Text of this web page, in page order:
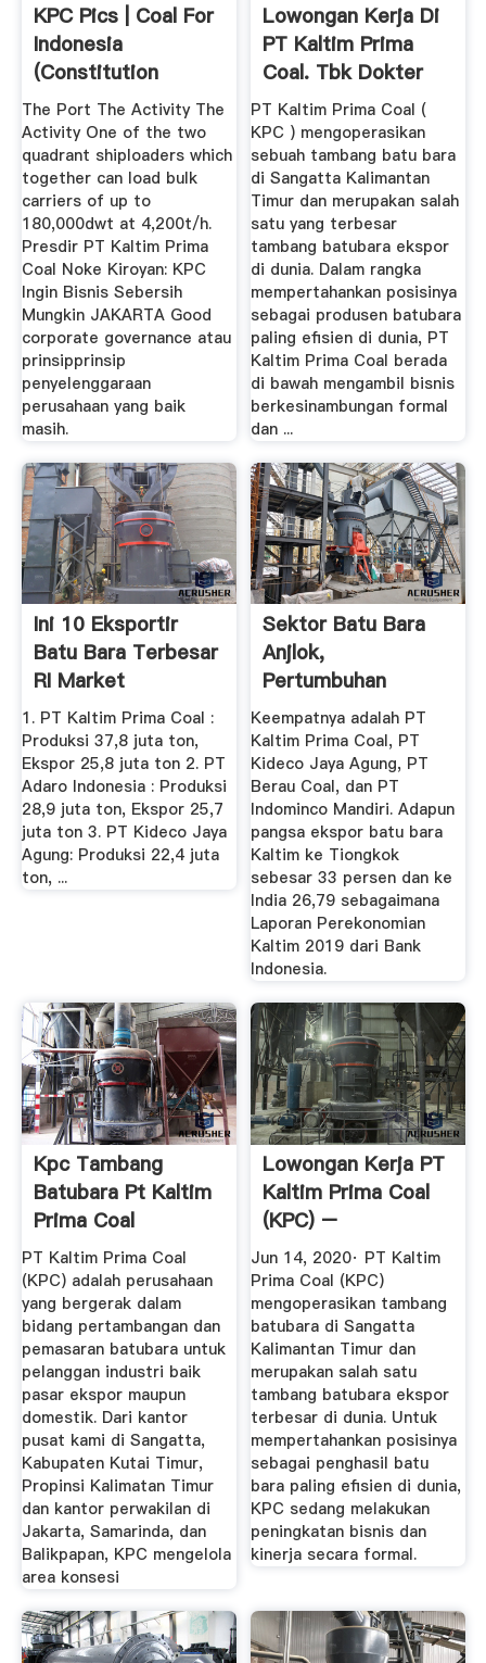
KPC Pics | Coal For
Indonesia
(Constitution
1945:33)
The Port The Activity The
Activity One of the two
quadrant shiploaders which
together can load bulk
carriers of up to
180,000dwt at 4,200t/h.
Presdir PT Kaltim Prima
Coal Noke Kiroyan: KPC
Ingin Bisnis Sebersih
Mungkin JAKARTA Good
corporate governance atau
prinsipprinsip
penyelenggaraan
perusahaan yang baik
masih.
Lowongan Kerja Di
PT Kaltim Prima
Coal. Tbk Dokter
Hamil
PT Kaltim Prima Coal (
KPC ) mengoperasikan
sebuah tambang batu bara
di Sangatta Kalimantan
Timur dan merupakan salah
satu yang terbesar
tambang batubara ekspor
di dunia. Dalam rangka
mempertahankan posisinya
sebagai produsen batubara
paling efisien di dunia, PT
Kaltim Prima Coal berada
di bawah mengambil bisnis
berkesinambungan formal
dan ...
Ini 10 Eksportir
Batu Bara Terbesar
RI Market
1. PT Kaltim Prima Coal :
Produksi 37,8 juta ton,
Ekspor 25,8 juta ton 2. PT
Adaro Indonesia : Produksi
28,9 juta ton, Ekspor 25,7
juta ton 3. PT Kideco Jaya
Agung: Produksi 22,4 juta
ton, ...
Sektor Batu Bara
Anjlok,
Pertumbuhan
Ekonomi Kaltim
Minus ...
Keempatnya adalah PT
Kaltim Prima Coal, PT
Kideco Jaya Agung, PT
Berau Coal, dan PT
Indominco Mandiri. Adapun
pangsa ekspor batu bara
Kaltim ke Tiongkok
sebesar 33 persen dan ke
India 26,79 sebagaimana
Laporan Perekonomian
Kaltim 2019 dari Bank
Indonesia.
Kpc Tambang
Batubara Pt Kaltim
Prima Coal
PT Kaltim Prima Coal
(KPC) adalah perusahaan
yang bergerak dalam
bidang pertambangan dan
pemasaran batubara untuk
pelanggan industri baik
pasar ekspor maupun
domestik. Dari kantor
pusat kami di Sangatta,
Kabupaten Kutai Timur,
Propinsi Kalimatan Timur
dan kantor perwakilan di
Jakarta, Samarinda, dan
Balikpapan, KPC mengelola
area konsesi
Lowongan Kerja PT
Kaltim Prima Coal
(KPC) –
Jun 14, 2020· PT Kaltim
Prima Coal (KPC)
mengoperasikan tambang
batubara di Sangatta
Kalimantan Timur dan
merupakan salah satu
tambang batubara ekspor
terbesar di dunia. Untuk
mempertahankan posisinya
sebagai penghasil batu
bara paling efisien di dunia,
KPC sedang melakukan
peningkatan bisnis dan
kinerja secara formal.